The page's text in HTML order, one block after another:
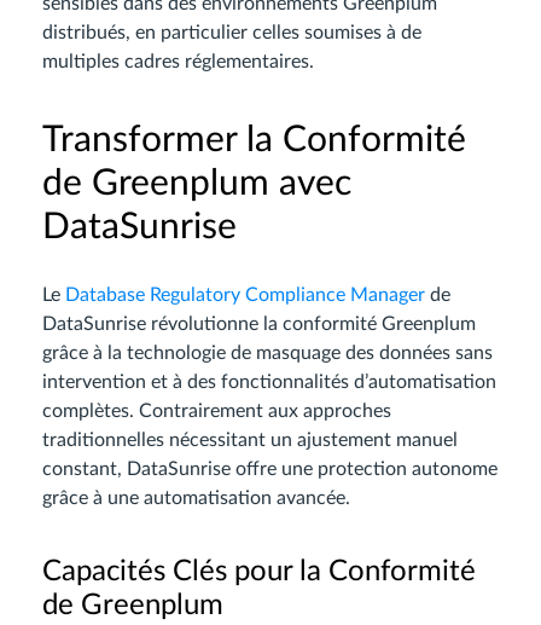
sensibles dans des environnements Greenplum
distribués, en particulier celles soumises à de
multiples cadres réglementaires.
Transformer la Conformité
de Greenplum avec
DataSunrise
Le Database Regulatory Compliance Manager de
DataSunrise révolutionne la conformité Greenplum
grâce à la technologie de masquage des données sans
intervention et à des fonctionnalités d’automatisation
complètes. Contrairement aux approches
traditionnelles nécessitant un ajustement manuel
constant, DataSunrise offre une protection autonome
grâce à une automatisation avancée.
Capacités Clés pour la Conformité
de Greenplum